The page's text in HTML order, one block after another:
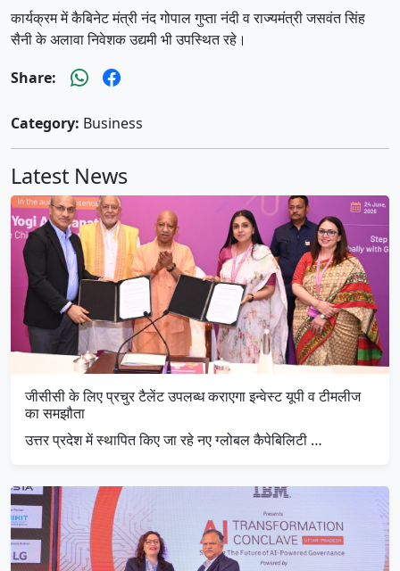
कार्यक्रम में कैबिनेट मंत्री नंद गोपाल गुप्ता नंदी व राज्यमंत्री जसवंत सिंह
सैनी के अलावा निवेशक उद्यमी भी उपस्थित रहे।
Share:
Category: Business
Latest News
जीसीसी के लिए प्रचुर टैलेंट उपलब्ध कराएगा इन्वेस्ट यूपी व टीमलीज
का समझौता
उत्तर प्रदेश में स्थापित किए जा रहे नए ग्लोबल कैपेबिलिटी …